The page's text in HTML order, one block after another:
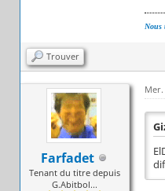
Nous
Trouver
Farfadet
Tenant du titre depuis
G.Abitbol...
Mer.